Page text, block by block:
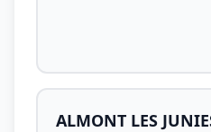
ALMONT LES